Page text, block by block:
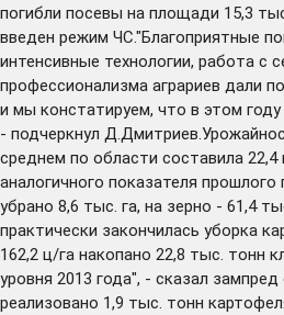
погибли посевы на площади 15,3
введен режим ЧС."Благоприятные
интенсивные технологии, работа с
профессионализма аграриев дали
и мы констатируем, что в этом
- подчеркнул
среднем по области составила 22,4
аналогичного показателя
убрано 8,6 тыс. га, на зерно - 61,4
практически закончилась уборка
162,2 ц/га накопано 22,8 тыс. тонн
уровня 2013 года", - сказал
реализовано 1,9 тыс. тонн